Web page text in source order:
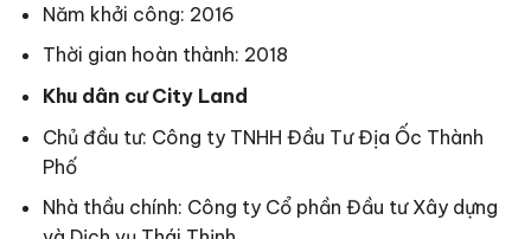
Năm khởi công: 2016
Thời gian hoàn thành: 2018
Khu dân cư City Land
Chủ đầu tư: Công ty TNHH Đầu Tư Địa Ốc Thành
Phố
Nhà thầu chính: Công ty Cổ phần Đầu tư Xây dựng